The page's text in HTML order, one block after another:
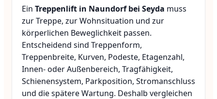
Ein Treppenlift in Naundorf bei Seyda muss
zur Treppe, zur Wohnsituation und zur
körperlichen Beweglichkeit passen.
Entscheidend sind Treppenform,
Treppenbreite, Kurven, Podeste, Etagenzahl,
Innen- oder Außenbereich, Tragfähigkeit,
Schienensystem, Parkposition, Stromanschluss
und die spätere Wartung. Deshalb vergleichen